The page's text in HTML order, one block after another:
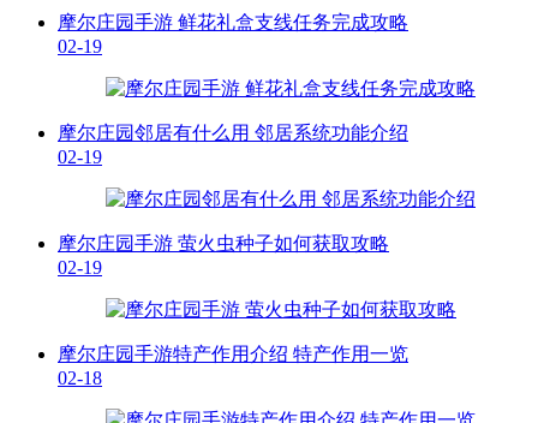
摩尔庄园手游 鲜花礼盒支线任务完成攻略
02-19
摩尔庄园邻居有什么用 邻居系统功能介绍
02-19
摩尔庄园手游 萤火虫种子如何获取攻略
02-19
摩尔庄园手游特产作用介绍 特产作用一览
02-18